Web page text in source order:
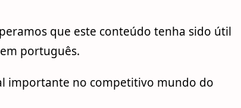
que este conteúdo tenha sido útil
português.
importante no competitivo mundo do